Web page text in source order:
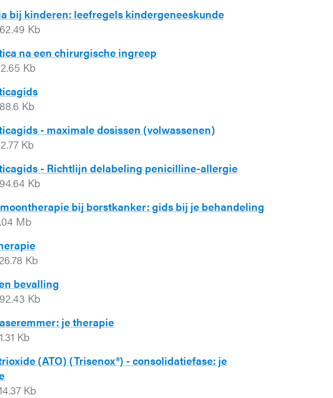
bij kinderen: leefregels kindergeneeskunde
Kb
na een chirurgische ingreep
Kb
Kb
- maximale dosissen (volwassenen)
Kb
- Richtlijn delabeling penicilline-allergie
Kb
bij borstkanker: gids bij je behandeling
Mb
Kb
bevalling
Kb
je therapie
Kb
(ATO) (Trisenox®) - consolidatiefase: je
Kb